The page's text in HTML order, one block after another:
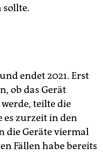
sollte.
endet 2021. Erst
ob das Gerät
teilte die
es zurzeit in den
die Geräte viermal
Fällen habe bereits